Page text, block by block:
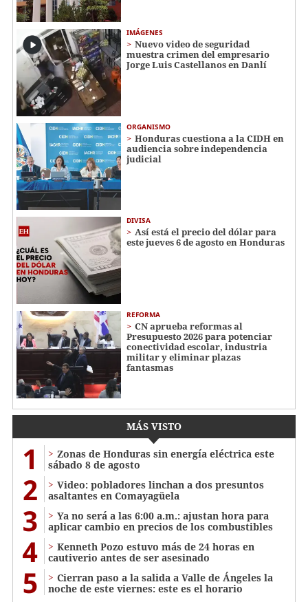
IMÁGENES
Nuevo video de seguridad
muestra crimen del empresario
Jorge Luis Castellanos en Danlí
ORGANISMO
Honduras cuestiona a la CIDH en
audiencia sobre independencia
judicial
DIVISA
Así está el precio del dólar para
este jueves 6 de agosto en Honduras
REFORMA
CN aprueba reformas al
Presupuesto 2026 para potenciar
conectividad escolar, industria
militar y eliminar plazas
fantasmas
MÁS VISTO
1
Zonas de Honduras sin energía eléctrica este
sábado 8 de agosto
2
Video: pobladores linchan a dos presuntos
asaltantes en Comayagüela
3
Ya no será a las 6:00 a.m.: ajustan hora para
aplicar cambio en precios de los combustibles
4
Kenneth Pozo estuvo más de 24 horas en
cautiverio antes de ser asesinado
5
Cierran paso a la salida a Valle de Ángeles la
noche de este viernes: este es el horario